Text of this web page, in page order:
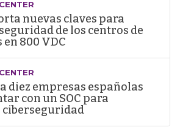
nuevas claves para
de los centros de
en 800 VDC
diez empresas españolas
con un SOC para